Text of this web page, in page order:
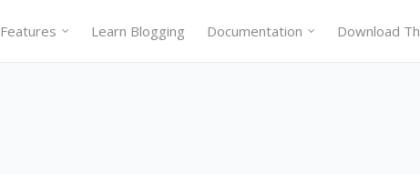
Features Learn Blogging Documentation Download